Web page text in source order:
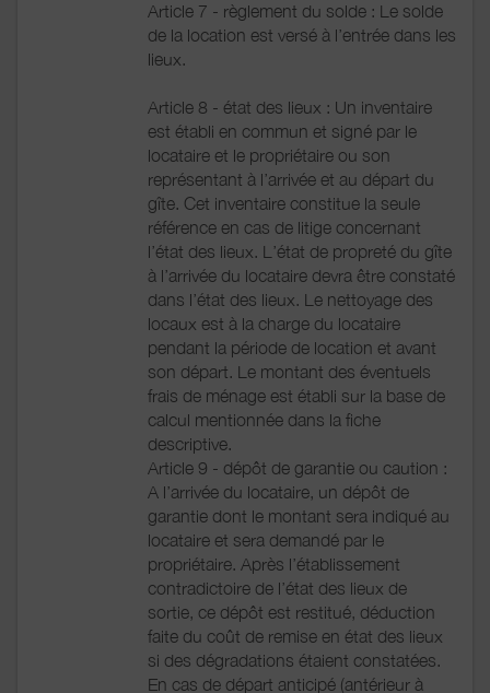
Article 7 - règlement du solde : Le solde
de la location est versé à l’entrée dans les
lieux.
Article 8 - état des lieux : Un inventaire
est établi en commun et signé par le
locataire et le propriétaire ou son
représentant à l’arrivée et au départ du
gîte. Cet inventaire constitue la seule
référence en cas de litige concernant
l’état des lieux. L’état de propreté du gîte
à l’arrivée du locataire devra être constaté
dans l’état des lieux. Le nettoyage des
locaux est à la charge du locataire
pendant la période de location et avant
son départ. Le montant des éventuels
frais de ménage est établi sur la base de
calcul mentionnée dans la fiche
descriptive.
Article 9 - dépôt de garantie ou caution :
A l’arrivée du locataire, un dépôt de
garantie dont le montant sera indiqué au
locataire et sera demandé par le
propriétaire. Après l’établissement
contradictoire de l’état des lieux de
sortie, ce dépôt est restitué, déduction
faite du coût de remise en état des lieux
si des dégradations étaient constatées.
En cas de départ anticipé (antérieur à